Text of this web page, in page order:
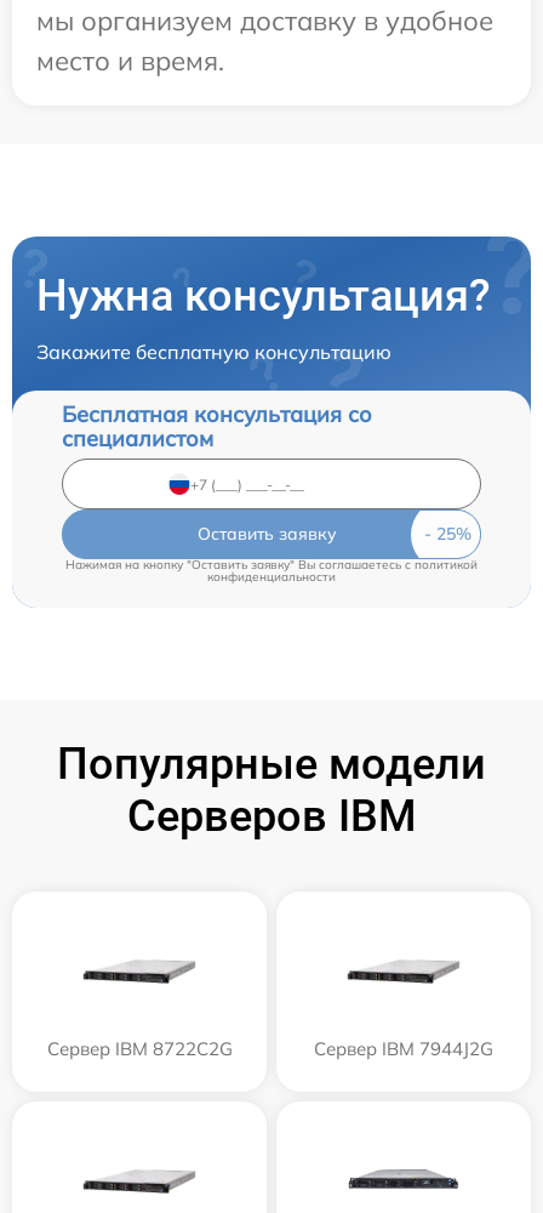
мы организуем доставку в удобное
место и время.
Нужна консультация?
Закажите бесплатную консультацию
Бесплатная консультация со
специалистом
Оставить заявку
Нажимая на кнопку "Оставить заявку" Вы соглашаетесь c политикой
конфиденциальности
Популярные модели
Серверов IBM
Сервер IBM 8722C2G Сервер IBM 7944J2G